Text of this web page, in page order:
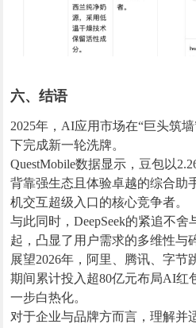
六、结语
2025年，AI应用市场在“巨头筑
下完成新一轮洗牌。
QuestMobile数据显示，豆包以
背靠强生态且体验卓越的综合助
机交互超级入口的核心竞争者。
与此同时，DeepSeek的紧追不
起，凸显了用户需求的多维性与
展望2026年，阿里、腾讯、字节
期间累计投入超80亿元布局AI红
一步白热化。
对于企业与品牌方而言，理解并